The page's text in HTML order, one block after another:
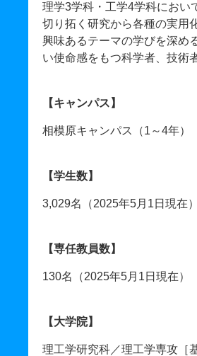
理学3学科・工学4学科におい
切り拓く研究から各種の実用
興味あるテーマの学びを深め
い使命感をもつ科学者、技術
【キャンパス】
相模原キャンパス（1～4年）
【学生数】
3,029名（2025年5月1日現在）
【専任教員数】
130名（2025年5月1日現在）
【大学院】
理工学研究科／理工学専攻［